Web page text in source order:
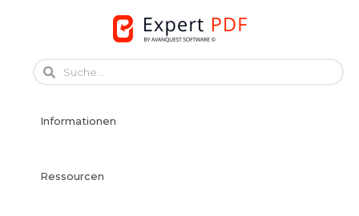
content
Informationen
Ressourcen